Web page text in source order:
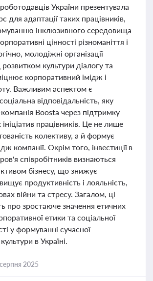
України презентувала
для адаптації таких працівників,
інклюзивного середовища
цінності різноманіття і
молодіжні організації
культури діалогу та
корпоративний імідж і
Важливим аспектом є
відповідальність, яку
Boosta через підтримку
працівників. Це не лише
колективу, а й формує
компанії. Окрім того, інвестиції в
співробітників визнаються
бізнесу, що знижує
продуктивність і лояльність,
війни та стресу. Загалом, ці
про зростаюче значення етичних
етики та соціальної
у формуванні сучасної
в Україні.
2025